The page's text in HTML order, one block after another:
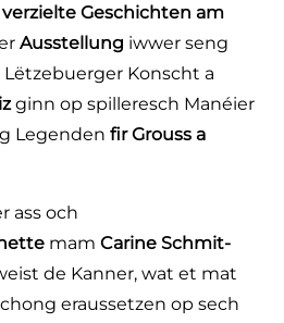
verzielte Geschichten am
Ausstellung iwwer seng
Konscht a
ginn op spilleresch Manéier
Legenden fir Grouss a
ass och
mam Carine Schmit-
de Kanner, wat et mat
eraussetzen op sech